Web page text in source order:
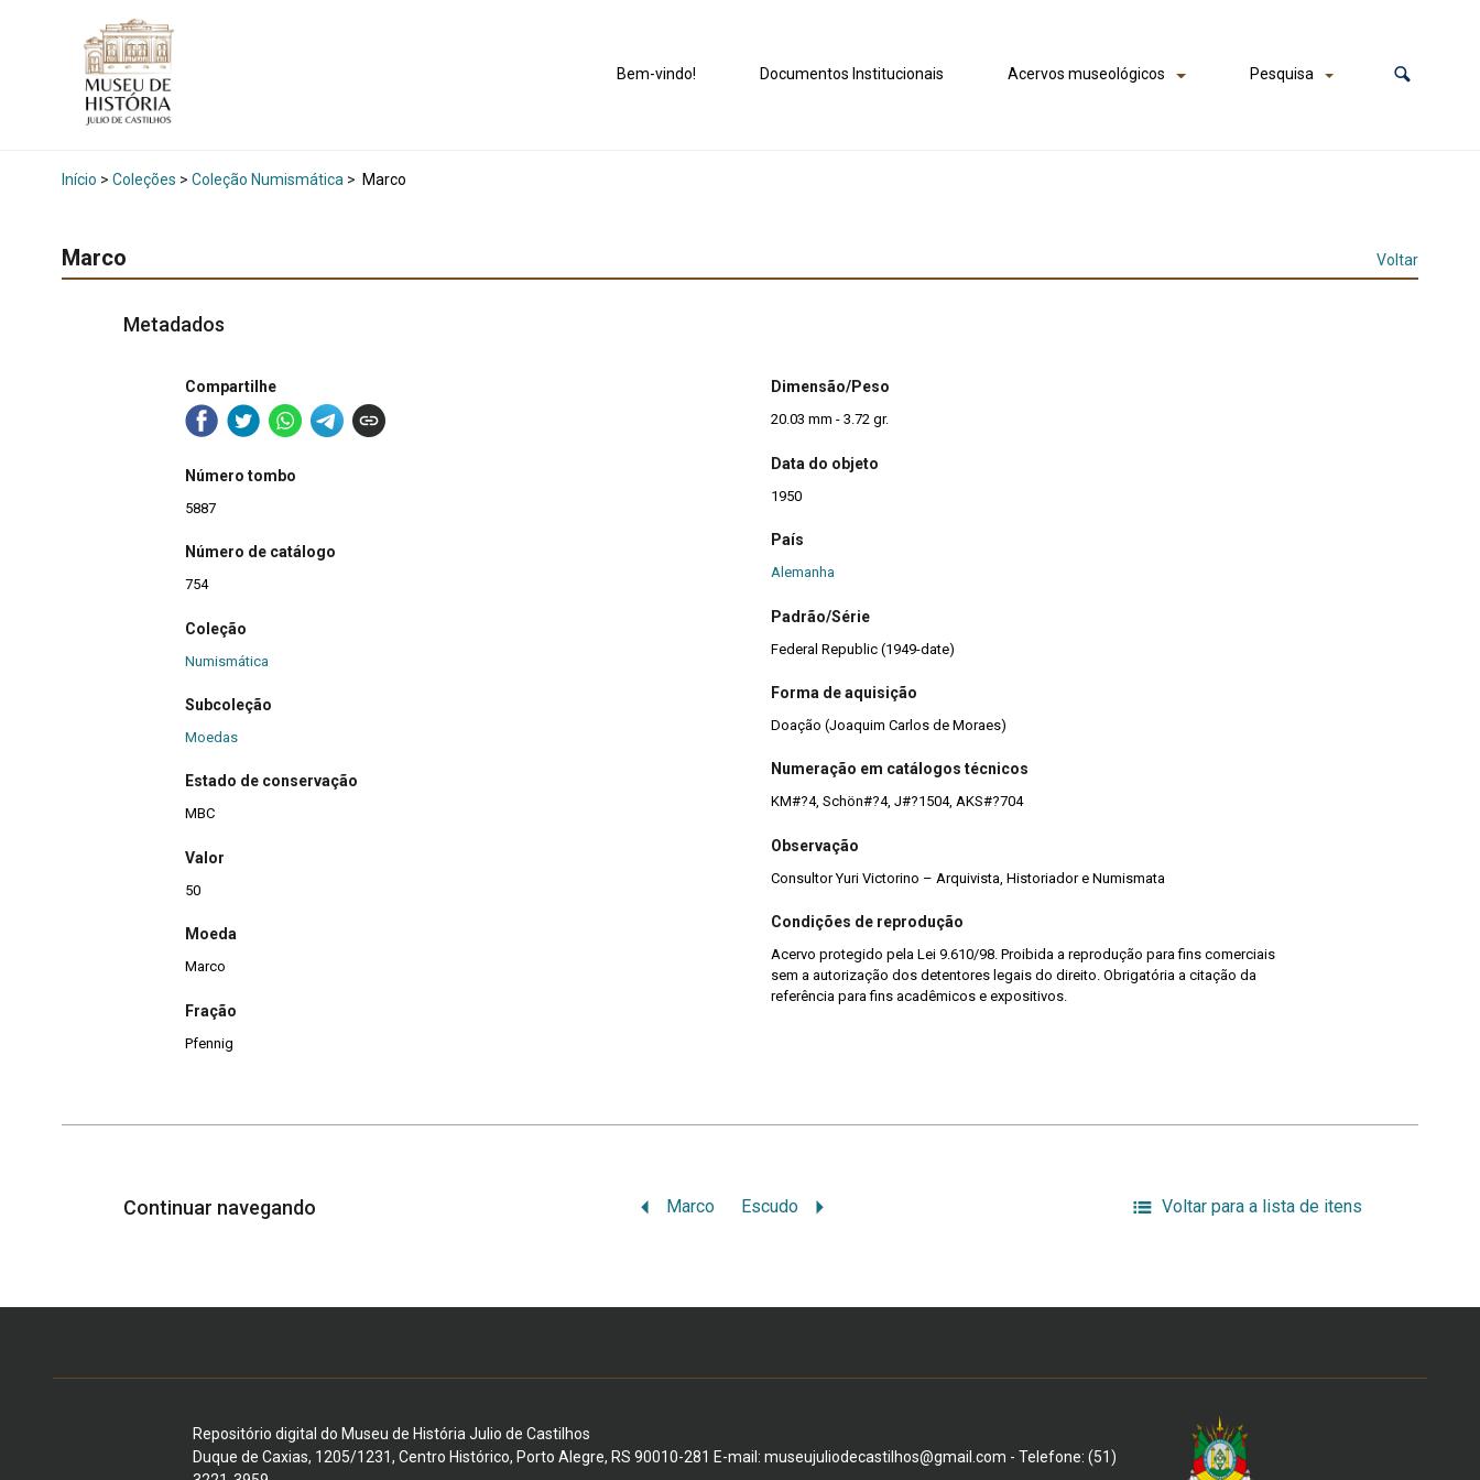
Bem-vindo! Documentos Institucionais Acervos museológicos Pesquisa
Início > Coleções > Coleção Numismática > Marco
Marco Voltar
Metadados
Compartilhe
Número tombo
5887
Número de catálogo
754
Coleção
Numismática
Subcoleção
Moedas
Estado de conservação
MBC
Valor
50
Moeda
Marco
Fração
Pfennig
Dimensão/Peso
20.03 mm - 3.72 gr.
Data do objeto
1950
País
Alemanha
Padrão/Série
Federal Republic (1949-date)
Forma de aquisição
Doação (Joaquim Carlos de Moraes)
Numeração em catálogos técnicos
KM#?4, Schön#?4, J#?1504, AKS#?704
Observação
Consultor Yuri Victorino – Arquivista, Historiador e Numismata
Condições de reprodução
Acervo protegido pela Lei 9.610/98. Proibida a reprodução para fins comerciais
sem a autorização dos detentores legais do direito. Obrigatória a citação da
referência para fins acadêmicos e expositivos.
Continuar navegando Marco Escudo Voltar para a lista de itens
Repositório digital do Museu de História Julio de Castilhos
Duque de Caxias, 1205/1231, Centro Histórico, Porto Alegre, RS 90010-281 E-mail: museujuliodecastilhos@gmail.com - Telefone: (51)